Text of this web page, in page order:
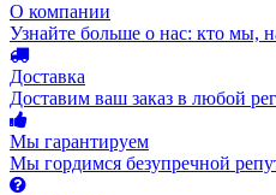
О компании
Узнайте больше о нас: кто мы,
Доставка
Доставим ваш заказ в любой
Мы гарантируем
Мы гордимся безупречной